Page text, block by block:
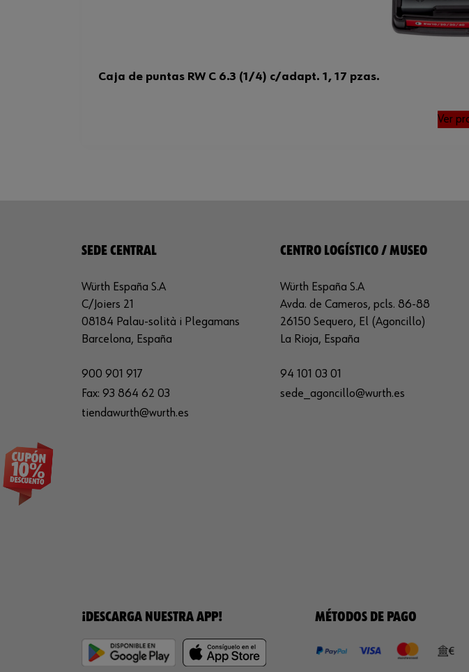
Caja de puntas RW C 6.3 (1/4) c/adapt. 1, 17 pzas.
Ver
SEDE CENTRAL
Würth España S.A
C/Joiers 21
08184 Palau-solità i Plegamans
Barcelona, España
900 901 917
Fax: 93 864 62 03
tiendawurth@wurth.es
CENTRO LOGÍSTICO / MUSEO
Würth España S.A
Avda. de Cameros, pcls. 86-88
26150 Sequero, El (Agoncillo)
La Rioja, España
94 101 03 01
sede_agoncillo@wurth.es
¡DESCARGA NUESTRA APP! MÉTODOS DE PAGO